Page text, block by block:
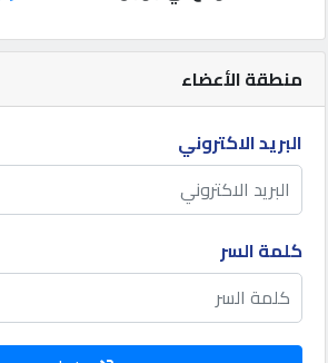
المنتدى
كيو
مزاد
كيو
نمبر
منطقة الأعضاء
البريد الاكتروني
كلمة السر